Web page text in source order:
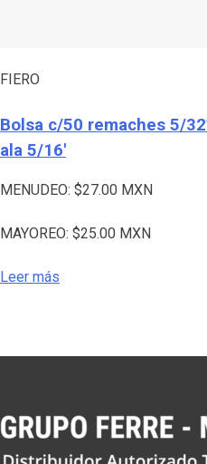
FIERO
Bolsa c/50 remaches 5/
ala 5/16′
MENUDEO: $27.00 MXN
MAYOREO: $25.00 MXN
Leer más